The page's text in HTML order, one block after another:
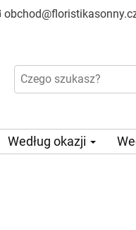
Według okazji